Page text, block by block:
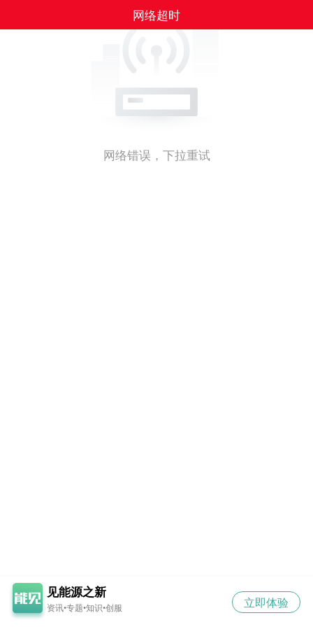
网络错误，下拉重试
见能源之新
资讯•专题•知识•创服 立即体验
网络超时